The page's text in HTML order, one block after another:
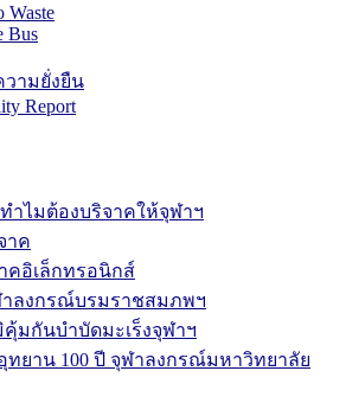
Waste
Bus
วามยั่งยืน
Report
ำไมต้องบริจาคให้จุฬาฯ
าค
คอิเล็กทรอนิกส์
ลงกรณ์บรมราชสมภพฯ
มกันบำบัดมะเร็งจุฬาฯ
ทยาน 100 ปี จุฬาลงกรณ์มหาวิทยาลัย